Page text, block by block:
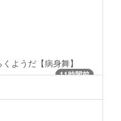
ようだ【病身舞】
11時間前